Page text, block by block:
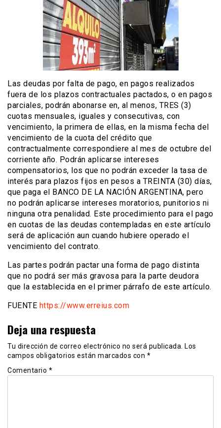
Las deudas por falta de pago, en pagos realizados
fuera de los plazos contractuales pactados, o en pagos
parciales, podrán abonarse en, al menos, TRES (3)
cuotas mensuales, iguales y consecutivas, con
vencimiento, la primera de ellas, en la misma fecha del
vencimiento de la cuota del crédito que
contractualmente correspondiere al mes de octubre del
corriente año. Podrán aplicarse intereses
compensatorios, los que no podrán exceder la tasa de
interés para plazos fijos en pesos a TREINTA (30) días,
que paga el BANCO DE LA NACIÓN ARGENTINA, pero
no podrán aplicarse intereses moratorios, punitorios ni
ninguna otra penalidad. Este procedimiento para el pago
en cuotas de las deudas contempladas en este artículo
será de aplicación aun cuando hubiere operado el
vencimiento del contrato.
Las partes podrán pactar una forma de pago distinta
que no podrá ser más gravosa para la parte deudora
que la establecida en el primer párrafo de este artículo.
FUENTE https://www.erreius.com
Deja una respuesta
Tu dirección de correo electrónico no será publicada. Los
campos obligatorios están marcados con *
Comentario *